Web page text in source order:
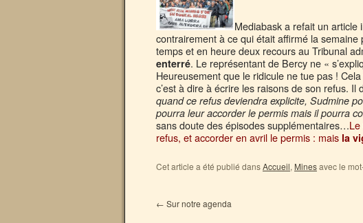
Mediabask a refait un article
contrairement à ce qui était affirmé la
temps et en heure deux recours au Tribunal
enterré. Le représentant de Bercy ne «
Heureusement que le ridicule ne tue pas !
c’est à dire à écrire les raisons de son refus. Il
quand ce refus deviendra explicite, Sudmine
pourra leur accorder le permis mais il pourra
sans doute des épisodes supplémentaires…
refus, et accorder en avril le permis : mais la
Cet article a été publié dansAccueil, Minesavec le
← Sur notre agenda